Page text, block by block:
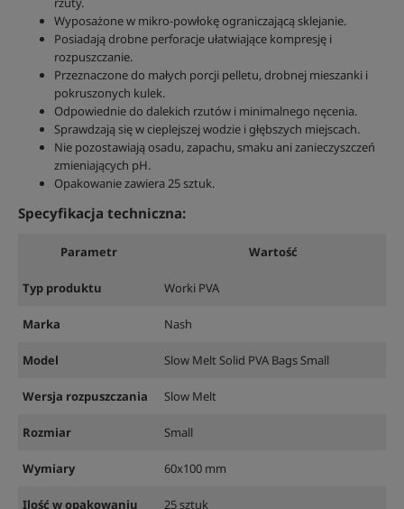
Wyposażone w mikro-powłokę ograniczającą sklejanie.
Posiadają drobne perforacje ułatwiające kompresję i
rozpuszczanie.
Przeznaczone do małych porcji pelletu, drobnej mieszanki i
pokruszonych kulek.
Odpowiednie do dalekich rzutów i minimalnego nęcenia.
Sprawdzają się w cieplejszej wodzie i głębszych miejscach.
Nie pozostawiają osadu, zapachu, smaku ani zanieczyszczeń
zmieniających pH.
Opakowanie zawiera 25 sztuk.
Specyfikacja techniczna:
Parametr Wartość
Typ produktu Worki PVA
Marka Nash
Model Slow Melt Solid PVA Bags Small
Wersja rozpuszczania Slow Melt
Rozmiar Small
Wymiary 60x100 mm
Ilość w opakowaniu 25 sztuk